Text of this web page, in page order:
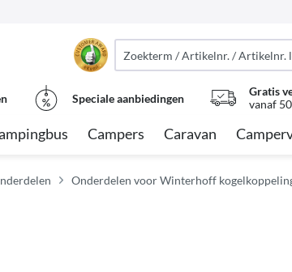
Speciale aanbiedingen
Gratis
vanaf
Campers Caravan
Onderdelen voor Winterhoff